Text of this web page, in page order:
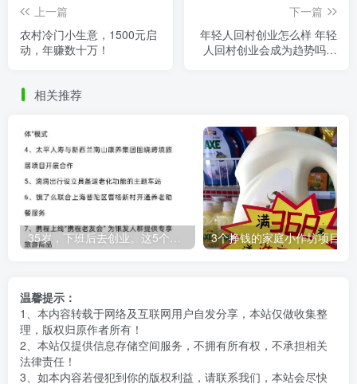
上一篇
农村冷门小生意，1500元启
动，年赚数十万！
下一篇
年轻人回村创业怎么样 年轻
人回村创业会成为趋势吗为
相关推荐
温馨提示：
1、本内容转载于网络及互联网用户自发分享，本站仅做收集整
理，版权归原作者所有！
2、本站仅提供信息存储空间服务，不拥有所有权，不承担相关
法律责任！
3、如本内容若侵犯到你的版权利益，请联系我们，本站会尽快